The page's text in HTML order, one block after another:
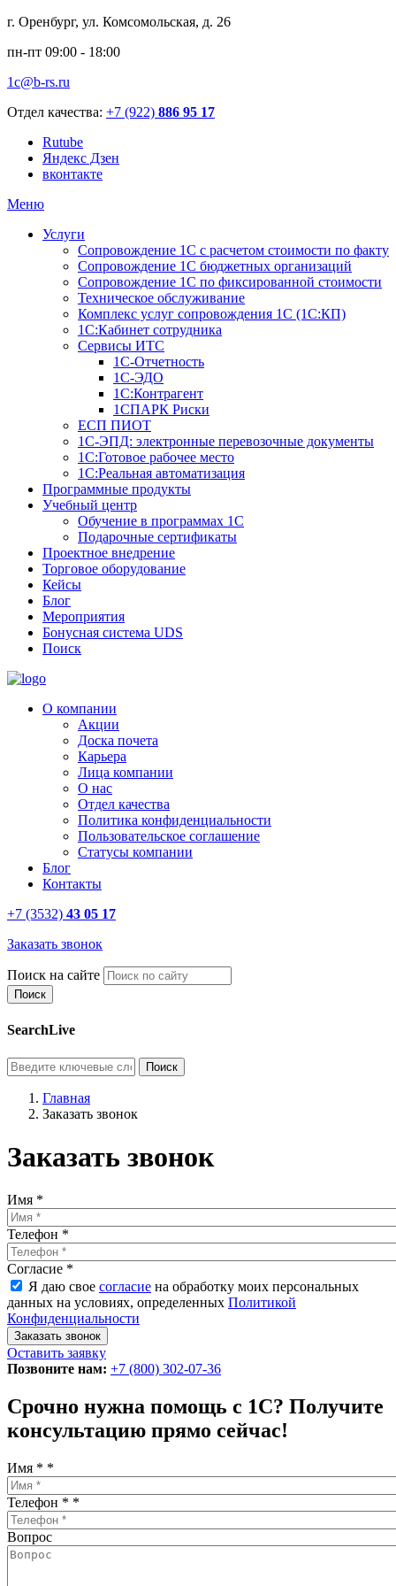
г. Оренбург, ул. Комсомольская, д. 26
пн-пт 09:00 - 18:00
1c@b-rs.ru
Отдел качества: +7 (922) 886 95 17
Rutube
Яндекс Дзен
вконтакте
Меню
Услуги
Сопровождение 1С с расчетом стоимости по факту
Сопровождение 1С бюджетных организаций
Сопровождение 1С по фиксированной стоимости
Техническое обслуживание
Комплекс услуг сопровождения 1С (1С:КП)
1С:Кабинет сотрудника
Сервисы ИТС
1С-Отчетность
1С-ЭДО
1С:Контрагент
1СПАРК Риски
ЕСП ПИОТ
1С-ЭПД: электронные перевозочные документы
1С:Готовое рабочее место
1С:Реальная автоматизация
Программные продукты
Учебный центр
Обучение в программах 1С
Подарочные сертификаты
Проектное внедрение
Торговое оборудование
Кейсы
Блог
Мероприятия
Бонусная система UDS
Поиск
О компании
Акции
Доска почета
Карьера
Лица компании
О нас
Отдел качества
Политика конфиденциальности
Пользовательское соглашение
Статусы компании
Блог
Контакты
+7 (3532) 43 05 17
Заказать звонок
Поиск на сайте
SearchLive
Главная
Заказать звонок
Заказать звонок
Имя *
Телефон *
Согласие *
Я даю свое согласие на обработку моих персональных
данных на условиях, определенных Политикой
Конфиденциальности
Оставить заявку
Позвоните нам: +7 (800) 302-07-36
Срочно нужна помощь с 1С? Получите
консультацию прямо сейчас!
Имя * *
Телефон * *
Вопрос